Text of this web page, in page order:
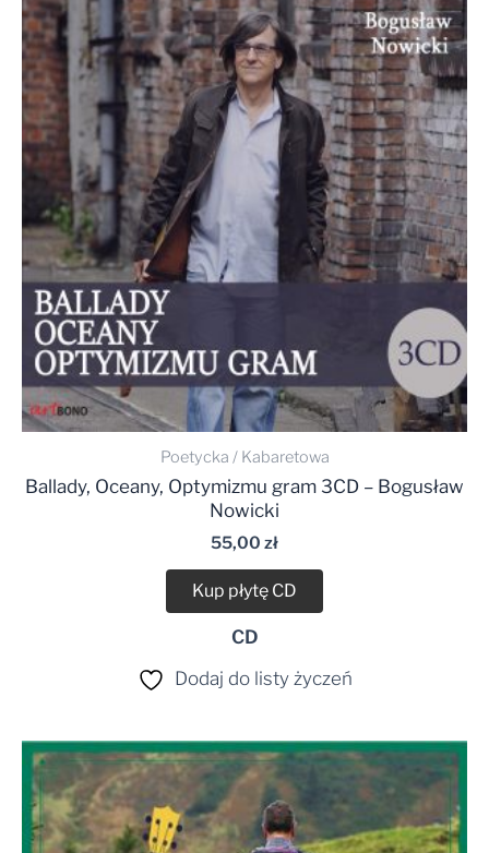
Poetycka / Kabaretowa
Ballady, Oceany, Optymizmu gram 3CD – Bogusław
Nowicki
55,00 zł
Kup płytę CD
CD
Dodaj do listy życzeń